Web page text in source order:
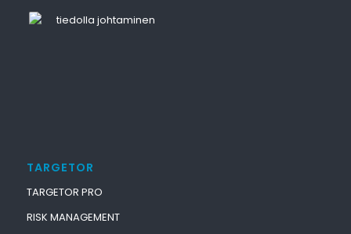
TARGETOR
TARGETOR PRO
RISK MANAGEMENT